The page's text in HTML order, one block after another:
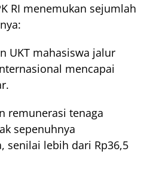
RI menemukan sejumlah
UKT mahasiswa jalur
mencapai
remunerasi tenaga
sepenuhnya
senilai lebih dari Rp36,5